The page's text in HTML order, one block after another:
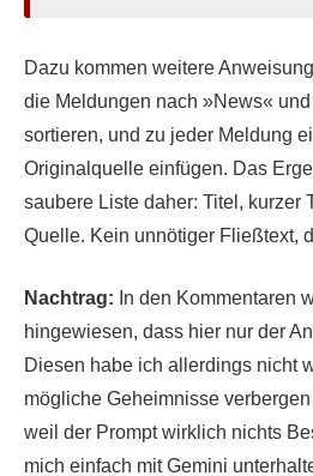
Dazu kommen weitere
die Meldungen nach »News«
sortieren, und zu jeder Meldung
Originalquelle einfügen. Das
saubere Liste daher: Titel, kurzer
Quelle. Kein unnötiger Fließtext,
Nachtrag: In den Kommentaren
hingewiesen, dass hier nur der
Diesen habe ich allerdings nicht
mögliche Geheimnisse
weil der Prompt wirklich nichts
mich einfach mit Gemini